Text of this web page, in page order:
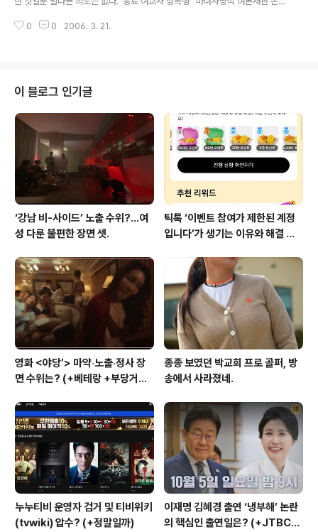
t/entry/%EB%82%B4%EA%B0%80-%EA%B8%B
이 사건에 대해 가장 먼저 보도했다. 특이한 점은 사실을 우선 거론한 것이 아닌
취재로 피해자가 본인이 직접 글을 올리지 않았다는 경찰관계자의 멘트가 처음
공개됐다. 이로써 자칫 현재 인터넷에 돌아다니는 (아래 글에 내용 있음) 현재
글이 사실관계와..
0 0 2006. 3. 21.
이 블로그 인기글
‘강남 비-사이드’ 노출 수위?…여
성 다룬 불편한 장면 셋.
틱톡 ‘이벤트 참여가 제한된 계정
입니다’가 생기는 이유와 해결 방
영화 <야당’> 마약‧노출‧정사 장
면 수위는? (+베테랑 +부당거래
종종 보였던 박교희 프로 골퍼, 방
송에서 사라졌네.
누누티비 운영자 검거 및 티비위키
(tvwiki) 압수? (+정말일까)
이재명 김혜경 출연 ‘냉부해’ 논란
의 핵심인 출연일은? (+JTBC